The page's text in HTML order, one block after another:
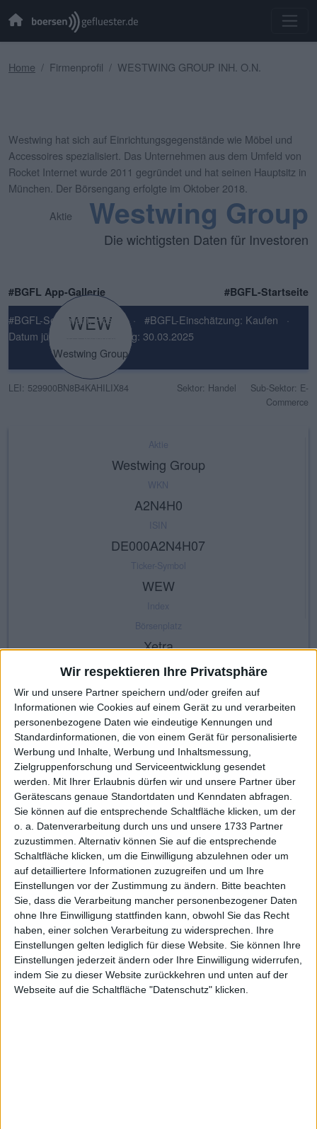
Wir respektieren Ihre Privatsphäre
Wir und unsere Partner speichern und/oder greifen auf
Informationen wie Cookies auf einem Gerät zu und verarbeiten
personenbezogene Daten wie eindeutige Kennungen und
Standardinformationen, die von einem Gerät für personalisierte
Werbung und Inhalte, Werbung und Inhaltsmessung,
Zielgruppenforschung und Serviceentwicklung gesendet
werden.
Mit Ihrer Erlaubnis dürfen wir und unsere Partner über
Gerätescans genaue Standortdaten und Kenndaten abfragen.
Sie können auf die entsprechende Schaltfläche klicken, um der
o. a. Datenverarbeitung durch uns und unsere 1733 Partner
zuzustimmen. Alternativ können Sie auf die entsprechende
Schaltfläche klicken, um die Einwilligung abzulehnen oder um
auf detailliertere Informationen zuzugreifen und um Ihre
Einstellungen vor der Zustimmung zu ändern.
Bitte beachten
Sie, dass die Verarbeitung mancher personenbezogener Daten
ohne Ihre Einwilligung stattfinden kann, obwohl Sie das Recht
haben, einer solchen Verarbeitung zu widersprechen. Ihre
Einstellungen gelten lediglich für diese Website. Sie können Ihre
Einstellungen jederzeit ändern oder Ihre Einwilligung widerrufen,
indem Sie zu dieser Website zurückkehren und unten auf der
Webseite auf die Schaltfläche "Datenschutz" klicken.
Home Firmenprofil WESTWING GROUP INH. O.N.
Westwing hat sich auf Einrichtungsgegenstände wie Möbel und
Accessoires spezialisiert. Das Unternehmen aus dem Umfeld von
Rocket Internet wurde 2011 gegründet und hat seinen Hauptsitz in
München. Der Börsengang erfolgte im Oktober 2018.
Aktie
Westwing Group
Die wichtigsten Daten für Investoren
#BGFL App-Gallerie #BGFL-Startseite
WEW
Westwing Group
#BGFL-Sentiment: Positiv · #BGFL-Einschätzung: Kaufen
·
Datum jüngste Einschätzung: 30.03.2025
LEI: 529900BN8B4KAHILIX84 Sektor: Handel
Sub-Sektor: E-
Commerce
Aktie
Westwing Group
WKN
A2N4H0
ISIN
DE000A2N4H07
Ticker-Symbol
WEW
Index
Börsenplatz
Xetra
KAUF VERKAUF
Made with ❤ von BGFL
Stammdaten Nachrichten
Jahresschlusskurse
Termine
Ergebnis je Aktie
Dividende je Aktie
Finanzdaten
Social/Regio/Peers
Charts/Performance
Performance Profi-Chart Basis-Chart
Dieser Chart zeigt den Kurs der Aktie von Westwing Group in
einfacher Linienform. Wenn Sie an detaillierteren Darstellungen